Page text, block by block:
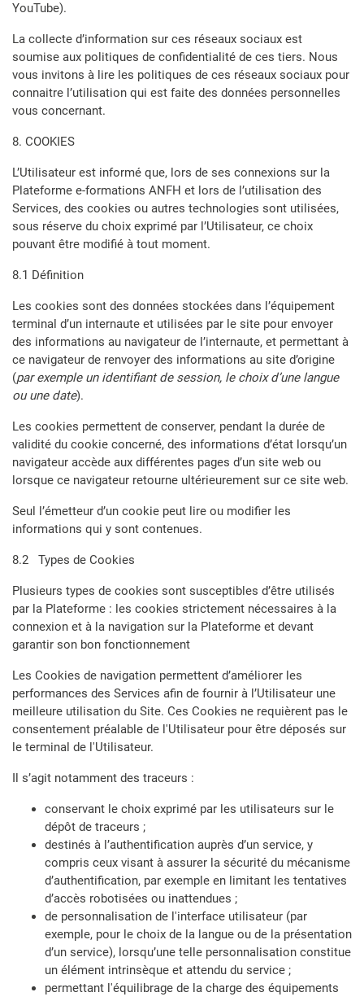
YouTube).
La collecte d’information sur ces réseaux sociaux est
soumise aux politiques de confidentialité de ces tiers. Nous
vous invitons à lire les politiques de ces réseaux sociaux pour
connaitre l’utilisation qui est faite des données personnelles
vous concernant.
8. COOKIES
L’Utilisateur est informé que, lors de ses connexions sur la
Plateforme e-formations ANFH et lors de l’utilisation des
Services, des cookies ou autres technologies sont utilisées,
sous réserve du choix exprimé par l’Utilisateur, ce choix
pouvant être modifié à tout moment.
8.1 Définition
Les cookies sont des données stockées dans l’équipement
terminal d’un internaute et utilisées par le site pour envoyer
des informations au navigateur de l’internaute, et permettant à
ce navigateur de renvoyer des informations au site d’origine
(par exemple un identifiant de session, le choix d’une langue
ou une date).
Les cookies permettent de conserver, pendant la durée de
validité du cookie concerné, des informations d’état lorsqu’un
navigateur accède aux différentes pages d’un site web ou
lorsque ce navigateur retourne ultérieurement sur ce site web.
Seul l’émetteur d’un cookie peut lire ou modifier les
informations qui y sont contenues.
8.2 Types de Cookies
Plusieurs types de cookies sont susceptibles d’être utilisés
par la Plateforme : les cookies strictement nécessaires à la
connexion et à la navigation sur la Plateforme et devant
garantir son bon fonctionnement
Les Cookies de navigation permettent d’améliorer les
performances des Services afin de fournir à l’Utilisateur une
meilleure utilisation du Site. Ces Cookies ne requièrent pas le
consentement préalable de l'Utilisateur pour être déposés sur
le terminal de l'Utilisateur.
Il s’agit notamment des traceurs :
conservant le choix exprimé par les utilisateurs sur le
dépôt de traceurs ;
destinés à l’authentification auprès d’un service, y
compris ceux visant à assurer la sécurité du mécanisme
d’authentification, par exemple en limitant les tentatives
d’accès robotisées ou inattendues ;
de personnalisation de l'interface utilisateur (par
exemple, pour le choix de la langue ou de la présentation
d’un service), lorsqu’une telle personnalisation constitue
un élément intrinsèque et attendu du service ;
permettant l'équilibrage de la charge des équipements